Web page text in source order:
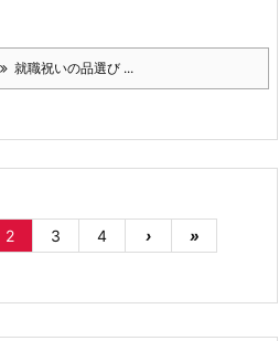
就職祝いの品選び ...
2 3 4 › »